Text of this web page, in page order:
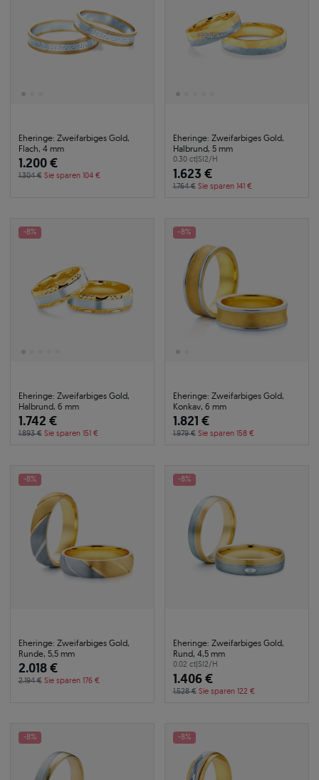
Eheringe: Zweifarbiges Gold,
Flach, 4 mm
1.200 €
1.304 € Sie sparen 104 €
Eheringe: Zweifarbiges Gold,
Halbrund, 5 mm
0.30 ct|SI2/H
1.623 €
1.764 € Sie sparen 141 €
-8%
Eheringe: Zweifarbiges Gold,
Halbrund, 6 mm
1.742 €
1.893 € Sie sparen 151 €
-8%
Eheringe: Zweifarbiges Gold,
Konkav, 6 mm
1.821 €
1.979 € Sie sparen 158 €
-8%
Eheringe: Zweifarbiges Gold,
Runde, 5,5 mm
2.018 €
2.194 € Sie sparen 176 €
-8%
Eheringe: Zweifarbiges Gold,
Rund, 4,5 mm
0.02 ct|SI2/H
1.406 €
1.528 € Sie sparen 122 €
-8% -8%